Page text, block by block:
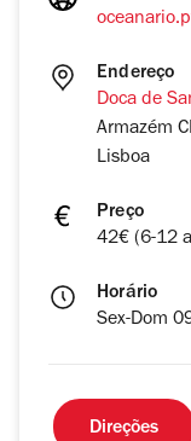
Endereço
Doca de
Armazém
Lisboa
Preço
42€ (6-12
Horário
Sex-Dom
Direções